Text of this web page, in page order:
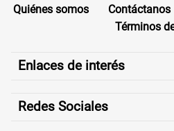
Quiénes somos Contáctanos
Términos
Enlaces de interés
Redes Sociales